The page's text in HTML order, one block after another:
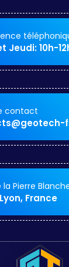
Jeudi: 10h-
contact
la Pierre
France